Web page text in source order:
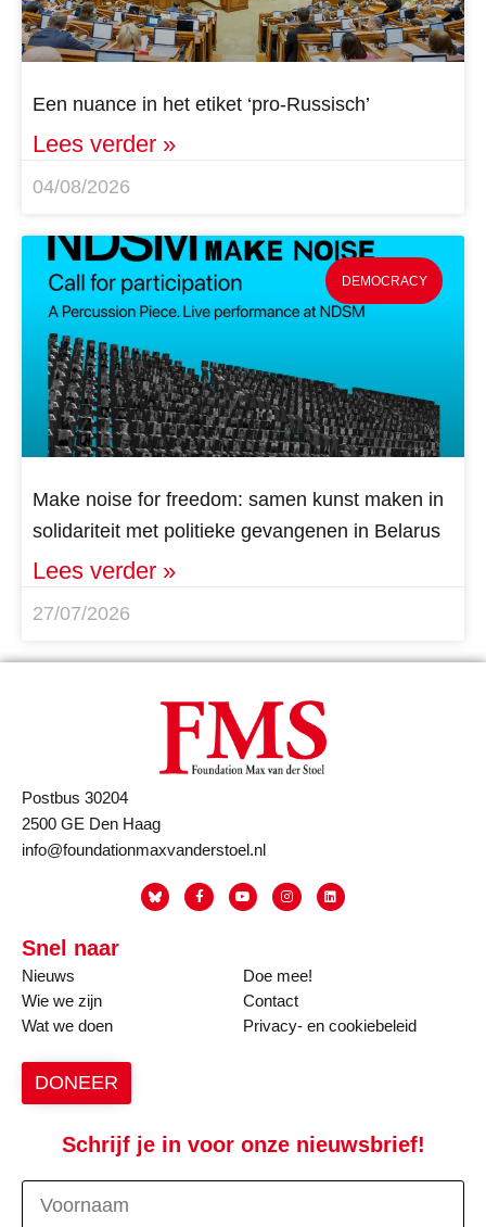
Een nuance in het etiket ‘pro-Russisch’
Lees verder »
04/08/2026
DEMOCRACY
Make noise for freedom: samen kunst maken in
solidariteit met politieke gevangenen in Belarus
Lees verder »
27/07/2026
Postbus 30204
2500 GE Den Haag
info@foundationmaxvanderstoel.nl
Snel naar
Nieuws
Wie we zijn
Wat we doen
Doe mee!
Contact
Privacy- en cookiebeleid
DONEER
Schrijf je in voor onze nieuwsbrief!